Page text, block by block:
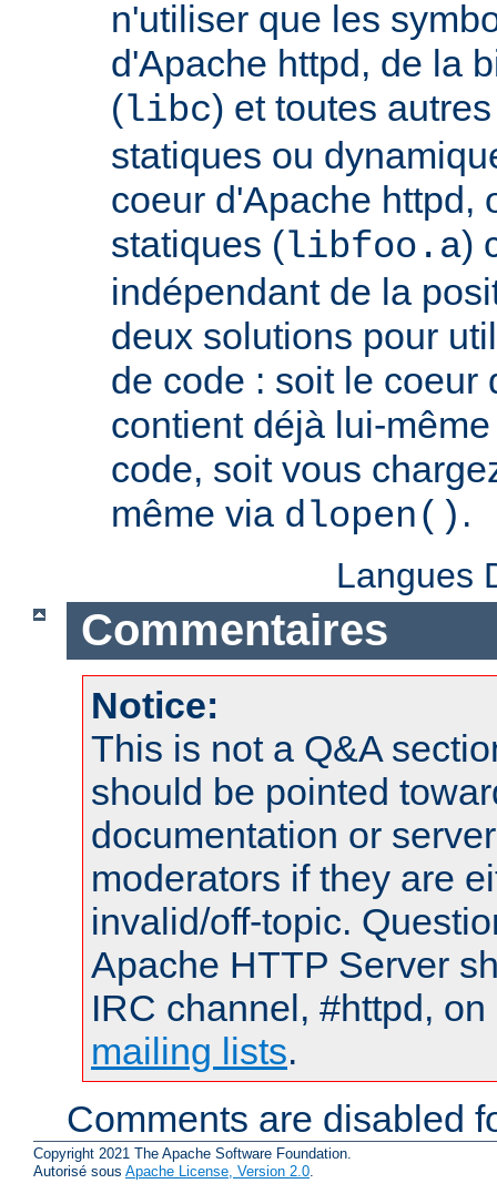
n'utiliser que les
d'Apache httpd, de la
(libc) et toutes
statiques ou
coeur d'Apache httpd,
statiques (libfoo.a)
indépendant de la
deux solutions pour
de code : soit le coeur
contient déjà lui-
code, soit vous
même via dlopen() .
Langues
Commentaires
Notice:
This is not a Q&A
should be pointed
documentation or
moderators if they are
invalid/off-topic.
Apache HTTP Server
IRC channel, #httpd,
mailing lists.
Comments are disabled
Copyright 2021 The Apache Software Foundation.
Autorisé sous Apache License, Version 2.0